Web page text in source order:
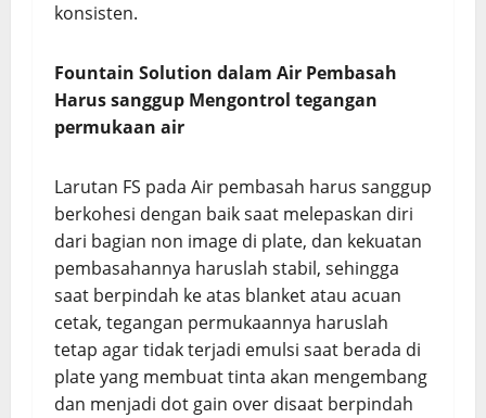
konsisten.
Fountain Solution dalam Air Pembasah
Harus sanggup Mengontrol tegangan
permukaan air
Larutan FS pada Air pembasah harus sanggup
berkohesi dengan baik saat melepaskan diri
dari bagian non image di plate, dan kekuatan
pembasahannya haruslah stabil, sehingga
saat berpindah ke atas blanket atau acuan
cetak, tegangan permukaannya haruslah
tetap agar tidak terjadi emulsi saat berada di
plate yang membuat tinta akan mengembang
dan menjadi dot gain over disaat berpindah